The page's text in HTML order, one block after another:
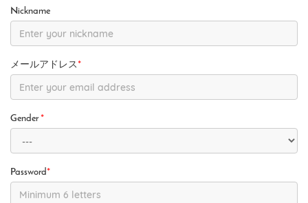
Nickname
メールアドレス *
Gender *
Password*